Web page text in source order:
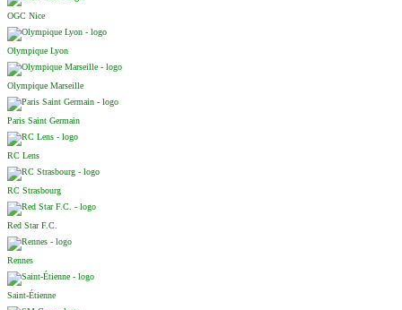
OGC Nice
Olympique Lyon
Olympique Marseille
Paris Saint Germain
RC Lens
RC Strasbourg
Red Star F.C.
Rennes
Saint-Étienne